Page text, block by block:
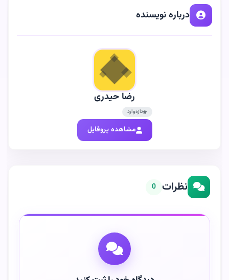
درباره نویسنده
رضا حیدری
تازه‌وارد
مشاهده پروفایل
نظرات 0